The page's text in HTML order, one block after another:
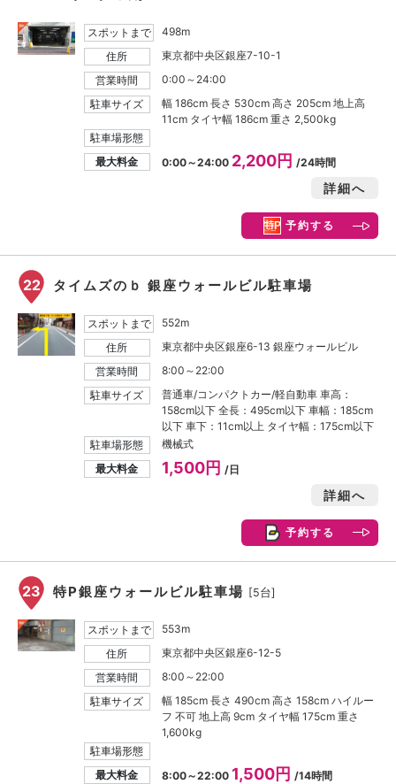
スポットまで
498m
住所
東京都中央区銀座7-10-1
営業時間
0:00～24:00
駐車サイズ
幅 186cm 長さ 530cm 高さ 205cm 地上高
11cm タイヤ幅 186cm 重さ 2,500kg
駐車場形態
最大料金
0:00～24:00 2,200円/24時間
詳細へ
予約する
22 タイムズのｂ 銀座ウォールビル駐車場
スポットまで
552m
住所
東京都中央区銀座6-13 銀座ウォールビル
営業時間
8:00～22:00
駐車サイズ
普通車/コンパクトカー/軽自動車 車高：
158cm以下 全長：495cm以下 車幅：185cm
以下 車下：11cm以上 タイヤ幅：175cm以下
駐車場形態
機械式
最大料金
1,500円 /日
詳細へ
予約する
23 特P銀座ウォールビル駐車場 [5台]
スポットまで
553m
住所
東京都中央区銀座6-12-5
営業時間
8:00～22:00
駐車サイズ
幅 185cm 長さ 490cm 高さ 158cm ハイルー
フ 不可 地上高 9cm タイヤ幅 175cm 重さ
1,600kg
駐車場形態
最大料金
8:00～22:00 1,500円 /14時間